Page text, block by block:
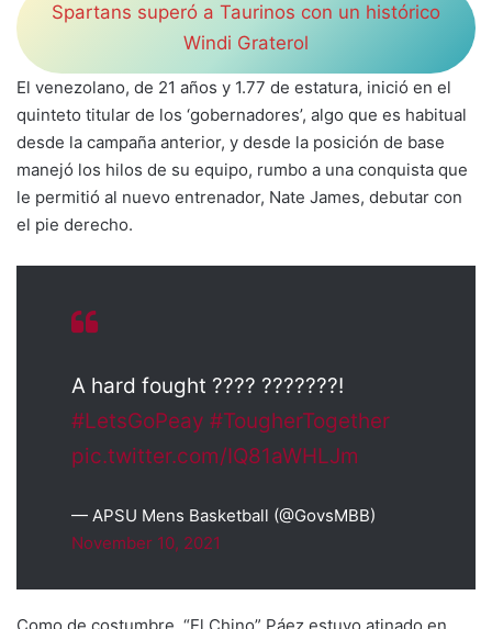
Spartans superó a Taurinos con un histórico
Windi Graterol
El venezolano, de 21 años y 1.77 de estatura, inició en el
quinteto titular de los ‘gobernadores’, algo que es habitual
desde la campaña anterior, y desde la posición de base
manejó los hilos de su equipo, rumbo a una conquista que
le permitió al nuevo entrenador, Nate James, debutar con
el pie derecho.
A hard fought ???? ???????!
#LetsGoPeay #TougherTogether
pic.twitter.com/IQ81aWHLJm
— APSU Mens Basketball (@GovsMBB)
November 10, 2021
Como de costumbre, “El Chino” Páez estuvo atinado en